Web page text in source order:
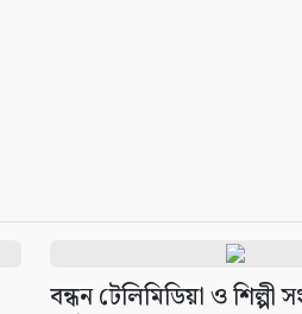
বন্ধন টেলিমিডিয়া ও শিল্পী